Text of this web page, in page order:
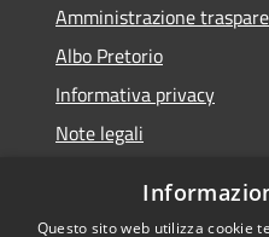
Amministrazione
Albo Pretorio
Informativa privacy
Note legali
Whisteblowing
Questo sito web utilizza cookie